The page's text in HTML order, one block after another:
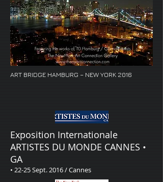
ART BRIDGE HAMBURG – NEW YORK 2016
Exposition Internationale
ARTISTES DU MONDE​ CANNES •
GA
• 22-25 Sept. 2016 / Cannes